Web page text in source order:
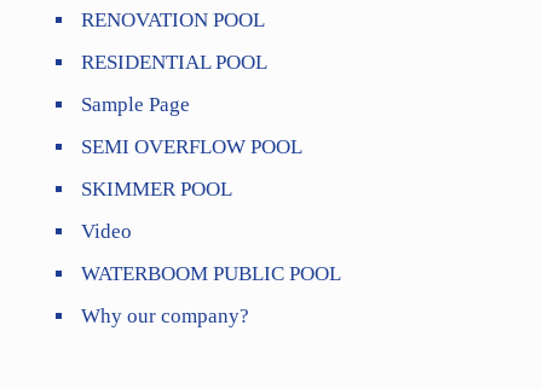
RENOVATION POOL
RESIDENTIAL POOL
Sample Page
SEMI OVERFLOW POOL
SKIMMER POOL
Video
WATERBOOM PUBLIC POOL
Why our company?